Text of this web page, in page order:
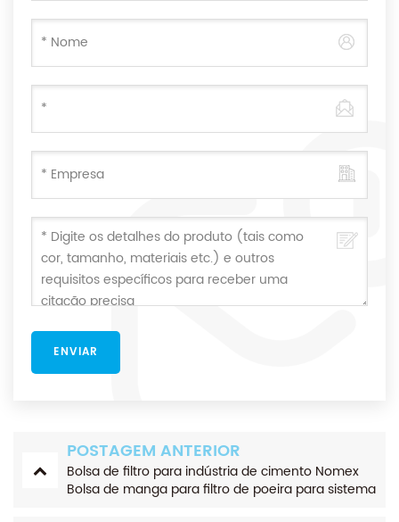
POSTAGEM ANTERIOR
Bolsa de filtro para indústria de cimento Nomex
Bolsa de manga para filtro de poeira para sistema